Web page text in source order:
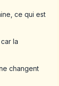
ce qui est
la
changent